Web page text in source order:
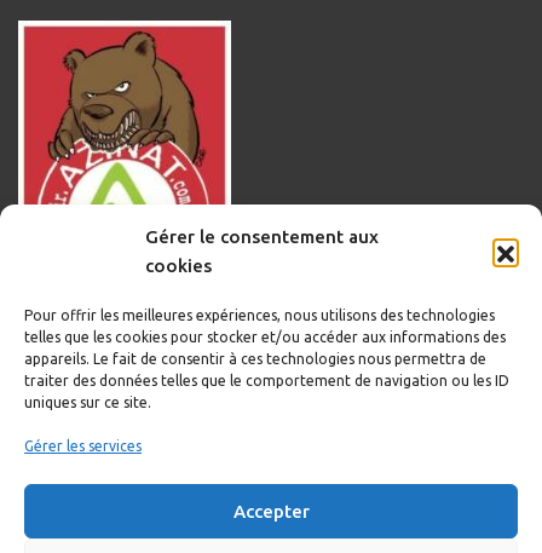
Gérer le consentement aux
cookies
Pour offrir les meilleures expériences, nous utilisons des technologies
telles que les cookies pour stocker et/ou accéder aux informations des
appareils. Le fait de consentir à ces technologies nous permettra de
traiter des données telles que le comportement de navigation ou les ID
uniques sur ce site.
Gérer les services
Accepter
Informations légales
Politique de cookies